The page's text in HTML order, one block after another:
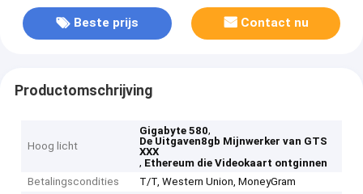
Beste prijs Contact nu
Productomschrijving
Hoog licht
Gigabyte 580,
De Uitgaven8gb Mijnwerker van GTS
XXX
, Ethereum die Videokaart ontginnen
Betalingscondities
T/T, Western Union, MoneyGram